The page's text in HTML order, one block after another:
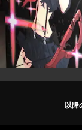
以降